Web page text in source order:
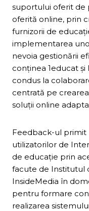
suportului oferit de
oferită online, prin
furnizorii de
implementarea
nevoia gestionării
conţinea 1educat şi
condus la
centrată pe
soluţii online
Feedback-ul primit
utilizatorilor de
de educaţie prin
facute de Institutul
InsideMedia în
pentru formare
realizarea